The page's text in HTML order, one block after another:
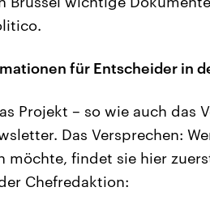
für Entscheider in
Projekt – so wie auch das
Das Versprechen:
möchte, findet sie hier
Chefredaktion: